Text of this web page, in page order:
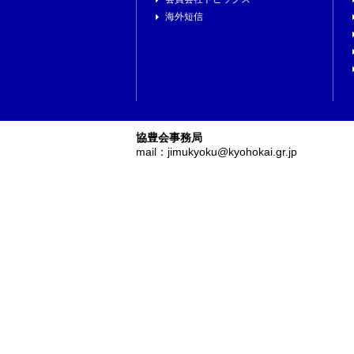
海外短信
協豊会事務局
mail：jimukyoku@kyohokai.gr.jp